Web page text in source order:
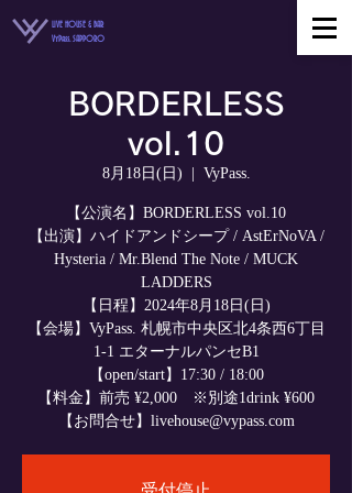
LIVE HOUSE & BAR
VyPass. SAPPORO
BORDERLESS
vol.10
8月18日(日) VyPass.
【公演名】BORDERLESS vol.10
【出演】ハイドアンドシープ / AstErNoVA /
Hysteria / Mr.Blend The Note / MUCK
LADDERS
【日程】2024年8月18日(日)
【会場】VyPass. 札幌市中央区北4条西6丁目
1-1 エターナルパンセB1
【open/start】17:30 / 18:00
【料金】前売 ¥2,000 ※別途1drink ¥600
【お問合せ】livehouse@vypass.com